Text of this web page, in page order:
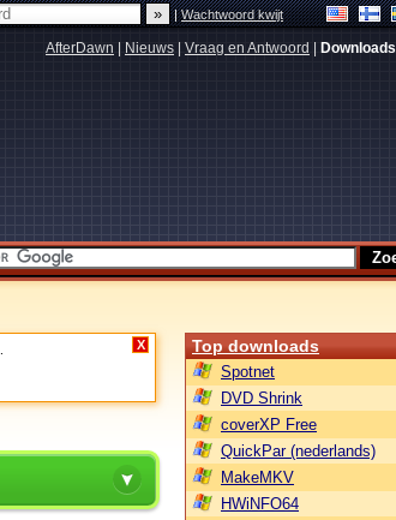
|Wachtwoord kwijt
AfterDawn Nieuws Vraag en Antwoord Downloads
X Top downloads
Spotnet
DVD Shrink
coverXP Free
QuickPar (nederlands)
MakeMKV
HWiNFO64